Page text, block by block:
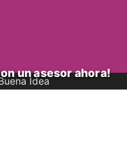
Idea
un asesor ahora!